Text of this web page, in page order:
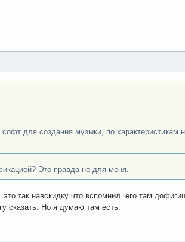
софт для создания музыки, по характеристикам
Это правда не для меня.
так навскидку что вспомнил. его там
сказать. Но я думаю там есть.